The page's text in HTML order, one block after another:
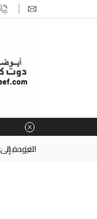
الرئيسية
العودة